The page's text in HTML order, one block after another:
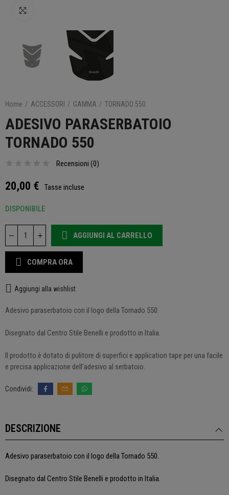
Home ACCESSORI GAMMA TORNADO 550
ADESIVO PARASERBATOIO
TORNADO 550
Recensioni (0)
20,00 € Tasse incluse
DISPONIBILE
AGGIUNGI AL CARRELLO
COMPRA ORA
Aggiungi alla wishlist
Adesivo paraserbatoio con il logo della Tornado 550.
Disegnato dal Centro Stile Benelli e prodotto in Italia.
Il prodotto è dotato di pulitore di superfici e application tape per una facile
e precisa applicazione dell'adesivo al serbatoio.
DESCRIZIONE
Adesivo paraserbatoio con il logo della Tornado 550.
Disegnato dal Centro Stile Benelli e prodotto in Italia.